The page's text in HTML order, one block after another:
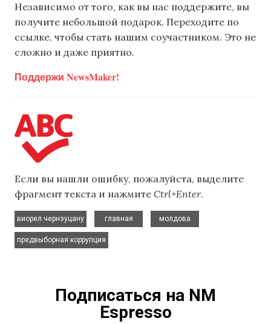
Независимо от того, как вы нас поддержите, вы
получите небольшой подарок. Переходите по
ссылке, чтобы стать нашим соучастником. Это не
сложно и даже приятно.
Поддержи NewsMaker!
Если вы нашли ошибку, пожалуйста, выделите
фрагмент текста и нажмите Ctrl+Enter.
виорел чернэуцану
главная
молдова
предвыборная коррупция
Подписаться на NM
Espresso